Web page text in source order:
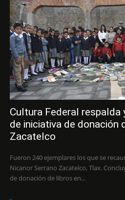
Cultura Federal respalda
de iniciativa de donación
Zacatelco
Fueron 240 ejemplares los que se
Nicanor Serrano Zacatelco, Tlax. Concluyó con gran éxito la campaña
de donación de libros en...